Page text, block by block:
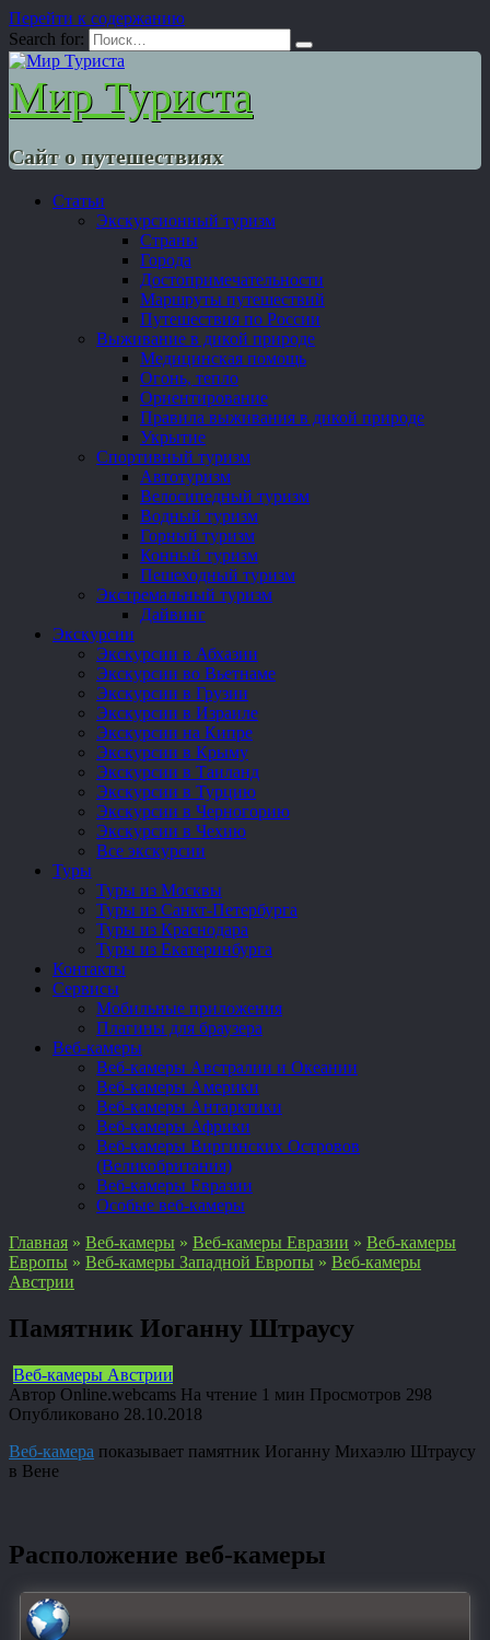
Перейти к содержанию
Search for:
Мир Туриста
Сайт о путешествиях
Статьи
Экскурсионный туризм
Страны
Города
Достопримечательности
Маршруты путешествий
Путешествия по России
Выживание в дикой природе
Медицинская помощь
Огонь, тепло
Ориентирование
Правила выживания в дикой природе
Укрытие
Спортивный туризм
Автотуризм
Велосипедный туризм
Водный туризм
Горный туризм
Конный туризм
Пешеходный туризм
Экстремальный туризм
Дайвинг
Экскурсии
Экскурсии в Абхазии
Экскурсии во Вьетнаме
Экскурсии в Грузии
Экскурсии в Израиле
Экскурсии на Кипре
Экскурсии в Крыму
Экскурсии в Таиланд
Экскурсии в Турцию
Экскурсии в Черногорию
Экскурсии в Чехию
Все экскурсии
Туры
Туры из Москвы
Туры из Санкт-Петербурга
Туры из Краснодара
Туры из Екатеринбурга
Контакты
Сервисы
Мобильные приложения
Плагины для браузера
Веб-камеры
Веб-камеры Австралии и Океании
Веб-камеры Америки
Веб-камеры Антарктики
Веб-камеры Африки
Веб-камеры Виргинских Островов
(Великобритания)
Веб-камеры Евразии
Особые веб-камеры
Главная » Веб-камеры » Веб-камеры Евразии » Веб-камеры
Европы » Веб-камеры Западной Европы » Веб-камеры
Австрии
Памятник Иоганну Штраусу
Веб-камеры Австрии
Автор Online.webcams На чтение 1 мин Просмотров 298
Опубликовано 28.10.2018
Веб-камера показывает памятник Иоганну Михаэлю Штраусу
в Вене
Расположение веб-камеры